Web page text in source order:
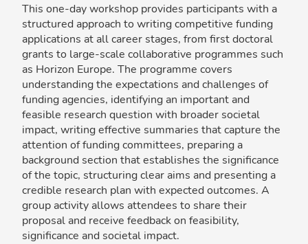
This one-day workshop provides participants with a
structured approach to writing competitive funding
applications at all career stages, from first doctoral
grants to large-scale collaborative programmes such
as Horizon Europe. The programme covers
understanding the expectations and challenges of
funding agencies, identifying an important and
feasible research question with broader societal
impact, writing effective summaries that capture the
attention of funding committees, preparing a
background section that establishes the significance
of the topic, structuring clear aims and presenting a
credible research plan with expected outcomes. A
group activity allows attendees to share their
proposal and receive feedback on feasibility,
significance and societal impact.